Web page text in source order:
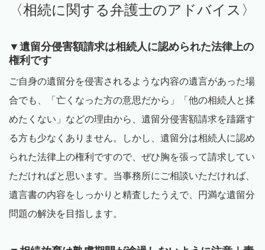
〈相続に関する弁護士のアドバイス〉
▼遺留分侵害額請求は相続人に認められた法律上の
権利です
ご自身の遺留分を侵害されるような内容の遺言があった場
合でも、「亡くなった方の意思だから」「他の相続人と揉
めたくない」などの理由から、遺留分侵害額請求を躊躇す
る方も少なくありません。しかし、遺留分は相続人に認め
られた法律上の権利ですので、ぜひ胸を張って請求してい
ただければと思います。当事務所にご相談いただければ、
遺言書の内容をしっかりと精査したうえで、円満な遺留分
問題の解決を目指します。